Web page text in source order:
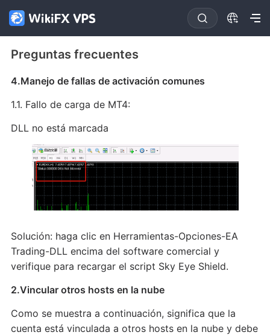
Preguntas frecuentes
4.Manejo de fallas de activación comunes
1.1. Fallo de carga de MT4:
DLL no está marcada
Solución: haga clic en Herramientas-Opciones-EA
Trading-DLL encima del software comercial y
verifique para recargar el script Sky Eye Shield.
2.Vincular otros hosts en la nube
Como se muestra a continuación, significa que la
cuenta está vinculada a otros hosts en la nube y debe